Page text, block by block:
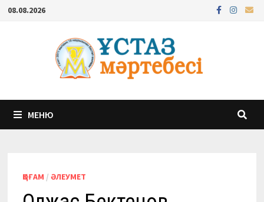
Перейти
содержимому
08.08.2026
МЕНЮ
ҚОҒАМ / ӘЛЕУМЕТ